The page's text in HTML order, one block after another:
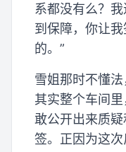
系都没有么？
到保障，你让
的。”
雪姐那时不懂法
其实整个车间
敢公开出来质
签。正因为这